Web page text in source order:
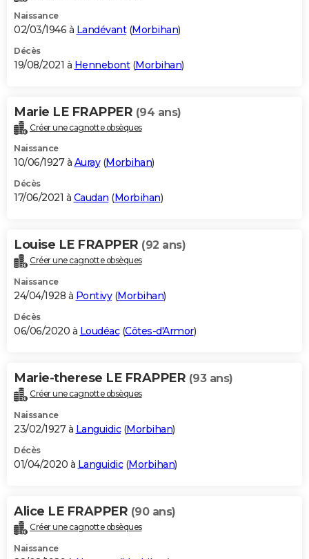
Naissance
02/03/1946 à Landévant(Morbihan)
Décès
19/08/2021 à Hennebont(Morbihan)
Marie LE FRAPPER (94 ans)
Créer une cagnotte obsèques
Naissance
10/06/1927 à Auray(Morbihan)
Décès
17/06/2021 à Caudan (Morbihan)
Louise LE FRAPPER (92 ans)
Créer une cagnotte obsèques
Naissance
24/04/1928 à Pontivy(Morbihan)
Décès
06/06/2020 à Loudéac(Côtes-d'Armor)
Marie-therese LE FRAPPER (93 ans)
Créer une cagnotte obsèques
Naissance
23/02/1927 à Languidic(Morbihan)
Décès
01/04/2020 à Languidic(Morbihan)
Alice LE FRAPPER (90 ans)
Créer une cagnotte obsèques
Naissance